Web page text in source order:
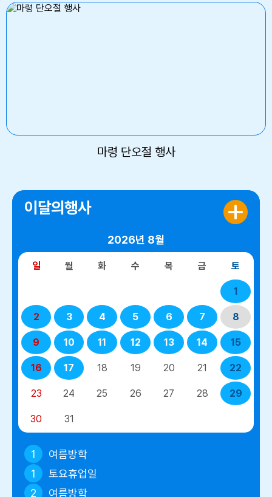
마령 단오절 행사
이달의행사
2026년 8월
일 월 화 수 목 금 토
1
2 3 4 5 6 7 8
9 10 11 12 13 14 15
16 17 18 19 20 21 22
23 24 25 26 27 28 29
30 31
1
여름방학
1
토요휴업일
2
여름방학